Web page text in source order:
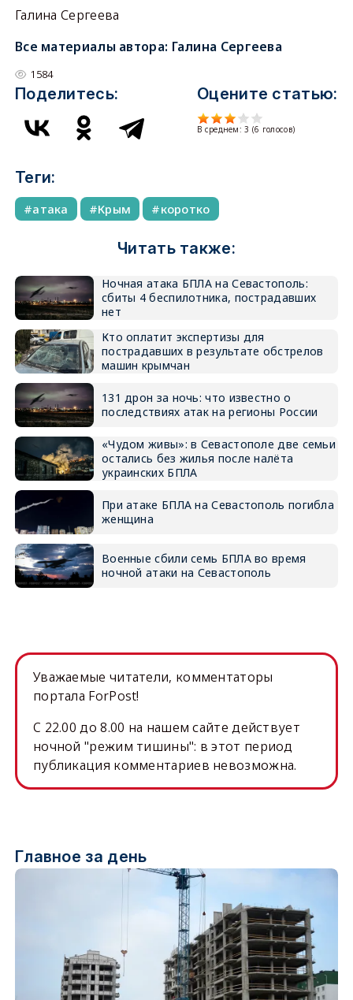
Галина Сергеева
Все материалы автора: Галина Сергеева
1584
Поделитесь: Оцените статью:
В среднем:3 (6 голосов)
Теги:
атака Крым коротко
Читать также:
Ночная атака БПЛА на Севастополь:
сбиты 4 беспилотника, пострадавших
нет
Кто оплатит экспертизы для
пострадавших в результате обстрелов
машин крымчан
131 дрон за ночь: что известно о
последствиях атак на регионы России
«Чудом живы»: в Севастополе две семьи
остались без жилья после налёта
украинских БПЛА
При атаке БПЛА на Севастополь погибла
женщина
Военные сбили семь БПЛА во время
ночной атаки на Севастополь
Уважаемые читатели, комментаторы
портала ForPost!
C 22.00 до 8.00 на нашем сайте действует
ночной "режим тишины": в этот период
публикация комментариев невозможна.
Главное за день